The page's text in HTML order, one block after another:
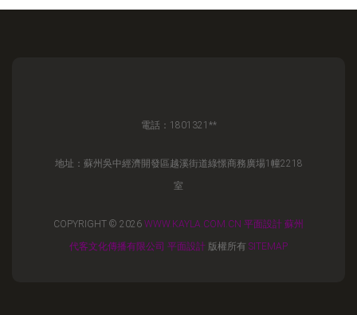
電話：1801321**
地址：蘇州吳中經濟開發區越溪街道綠憬商務廣場1幢2218
室
COPYRIGHT © 2026 WWW.KAYLA.COM.CN 平面設計 蘇州
代客文化傳播有限公司 平面設計 版權所有 SITEMAP